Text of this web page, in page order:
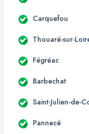
Carquefou
Thouaré-sur-
Fégréac
Barbechat
Saint-Julien-de-
Pannecé